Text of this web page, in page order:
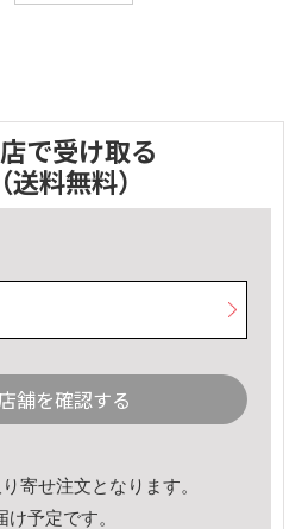
で受け取る
（送料無料）
舗を確認する
寄せ注文となります。
予定です。